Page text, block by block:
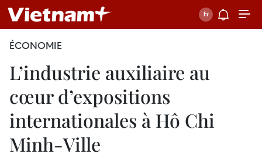
ÉCONOMIE
L’industrie auxiliaire au
cœur d’expositions
internationales à Hô Chi
Minh-Ville